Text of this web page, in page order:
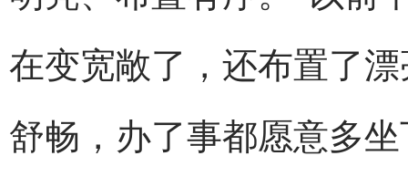
在变宽敞了，还布置了
舒畅，办了事都愿意多